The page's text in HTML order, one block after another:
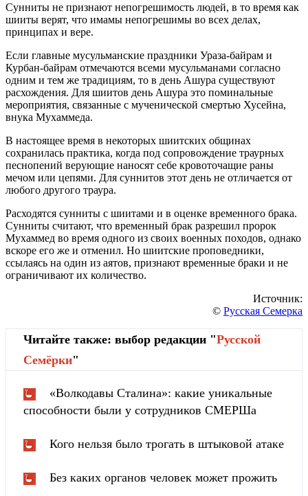
Сунниты не признают непогрешимость людей, в то время как
шииты верят, что имамы непогрешимы во всех делах,
принципах и вере.
Если главные мусульманские праздники Ураза-байрам и
Курбан-байрам отмечаются всеми мусульманами согласно
одним и тем же традициям, то в день Ашура существуют
расхождения. Для шиитов день Ашура это поминальные
мероприятия, связанные с мученической смертью Хусейна,
внука Мухаммеда.
В настоящее время в некоторых шиитских общинах
сохранилась практика, когда под сопровождение траурных
песнопений верующие наносят себе кровоточащие раны
мечом или цепями. Для суннитов этот день не отличается от
любого другого траура.
Расходятся сунниты с шиитами и в оценке временного брака.
Сунниты считают, что временный брак разрешил пророк
Мухаммед во время одного из своих военных походов, однако
вскоре его же и отменил. Но шиитские проповедники,
ссылаясь на один из аятов, признают временные браки и не
ограничивают их количество.
Источник:
© Русская Семерка
Читайте также: выбор редакции "Русской
Cемёрки"
«Волкодавы Сталина»: какие уникальные
способности были у сотрудников СМЕРШа
Кого нельзя было трогать в штыковой атаке
Без каких органов человек может прожить